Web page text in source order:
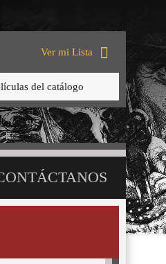
Ver mi Lista
del catálogo